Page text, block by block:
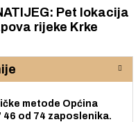
Pet lokacija
rijeke Krke
metode Općina
46 od 74 zaposlenika.